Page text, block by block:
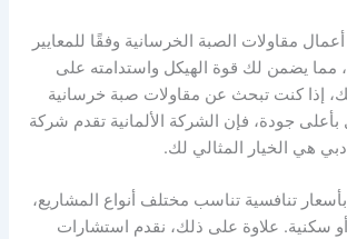
مقاولات الصبة الخرسانية وفقًا للمعايير
مما يضمن لك قوة الهيكل واستدامته على
إذا كنت تبحث عن مقاولات صبة خرسانية
جودة، فإن الشركة الألمانية تقدم شركة
هي الخيار المثالي لك.
بأسعار تنافسية تناسب مختلف أنواع المشاريع،
سكنية. علاوة على ذلك، نقدم استشارات